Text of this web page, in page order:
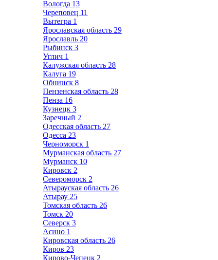
Вологда 13
Череповец 11
Вытегра 1
Ярославская область 29
Ярославль 20
Рыбинск 3
Углич 1
Калужская область 28
Калуга 19
Обнинск 8
Пензенская область 28
Пенза 16
Кузнецк 3
Заречный 2
Одесская область 27
Одесса 23
Черноморск 1
Мурманская область 27
Мурманск 10
Кировск 2
Североморск 2
Атырауская область 26
Атырау 25
Томская область 26
Томск 20
Северск 3
Асино 1
Кировская область 26
Киров 23
Кирово-Чепецк 2